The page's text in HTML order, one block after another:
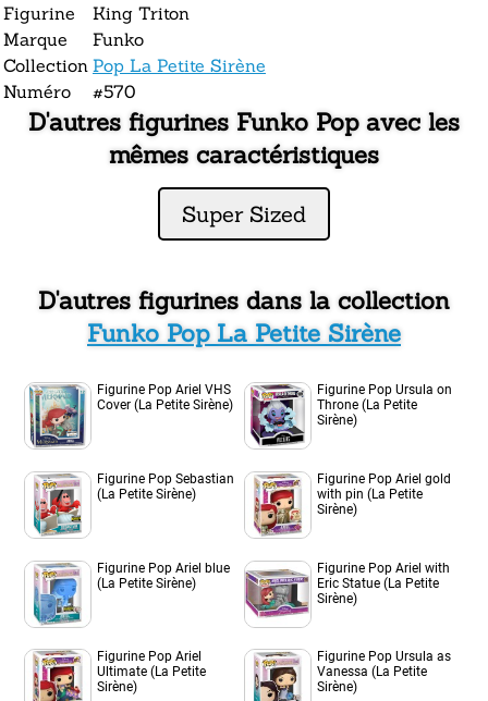
Figurine
King Triton
Marque
Funko
Collection Pop La Petite Sirène
Numéro
#570
D'autres figurines Funko Pop avec les
mêmes caractéristiques
Super Sized
D'autres figurines dans la collection
Funko Pop La Petite Sirène
Figurine Pop Ariel VHS
Cover (La Petite Sirène)
Figurine Pop Ursula on
Throne (La Petite
Sirène)
Figurine Pop Sebastian
(La Petite Sirène)
Figurine Pop Ariel gold
with pin (La Petite
Sirène)
Figurine Pop Ariel blue
(La Petite Sirène)
Figurine Pop Ariel with
Eric Statue (La Petite
Sirène)
Figurine Pop Ariel
Ultimate (La Petite
Sirène)
Figurine Pop Ursula as
Vanessa (La Petite
Sirène)